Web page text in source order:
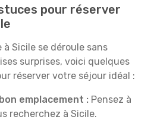
pour réserver
Sicile se déroule sans
surprises, voici quelques
réserver votre séjour idéal :
emplacement : Pensez à
recherchez à Sicile.